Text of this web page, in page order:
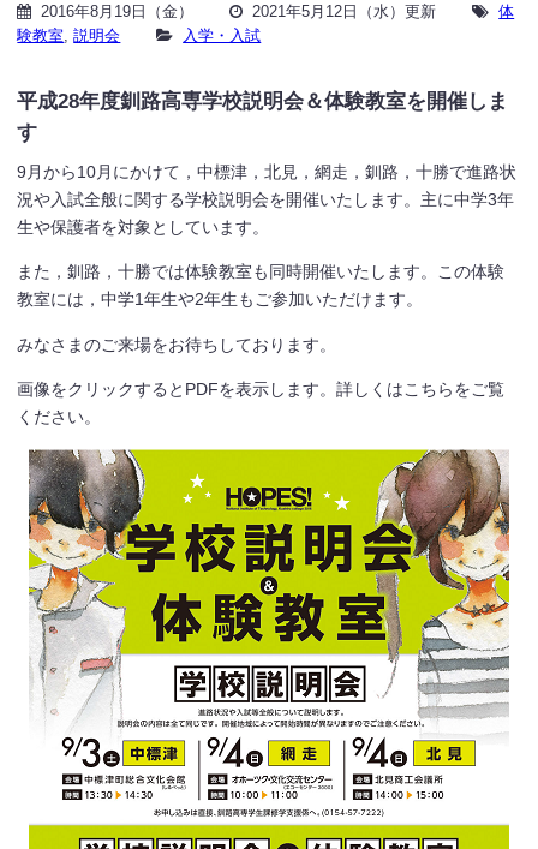
2016年8月19日（金） 2021年5月12日（水）更新
体
験教室 ,説明会 入学・入試
平成28年度釧路高専学校説明会＆体験教室を開催しま
す
9月から10月にかけて，中標津，北見，網走，釧路，十勝で進路状
況や入試全般に関する学校説明会を開催いたします。主に中学3年
生や保護者を対象としています。
また，釧路，十勝では体験教室も同時開催いたします。この体験
教室には，中学1年生や2年生もご参加いただけます。
みなさまのご来場をお待ちしております。
画像をクリックするとPDFを表示します。詳しくはこちらをご覧
ください。